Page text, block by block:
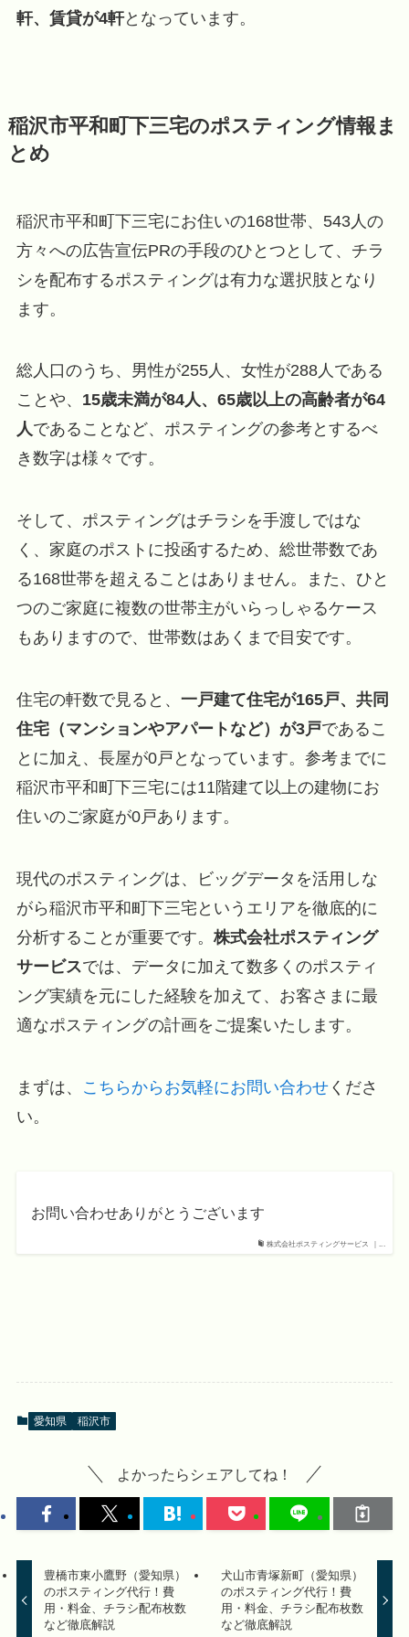
軒、賃貸が4軒となっています。
稲沢市平和町下三宅のポスティング情報ま
とめ
稲沢市平和町下三宅にお住いの168世帯、543人の
方々への広告宣伝PRの手段のひとつとして、チラ
シを配布するポスティングは有力な選択肢となり
ます。
総人口のうち、男性が255人、女性が288人である
ことや、 15歳未満が84人、65歳以上の高齢者が64
人であることなど、ポスティングの参考とするべ
き数字は様々です。
そして、ポスティングはチラシを手渡しではな
く、家庭のポストに投函するため、総世帯数であ
る168世帯を超えることはありません。また、ひと
つのご家庭に複数の世帯主がいらっしゃるケース
もありますので、世帯数はあくまで目安です。
住宅の軒数で見ると、 一戸建て住宅が165戸、共同
住宅（マンションやアパートなど）が3戸であるこ
とに加え、長屋が0戸となっています。参考までに
稲沢市平和町下三宅には11階建て以上の建物にお
住いのご家庭が0戸あります。
現代のポスティングは、ビッグデータを活用しな
がら稲沢市平和町下三宅というエリアを徹底的に
分析することが重要です。 株式会社ポスティング
サービスでは、データに加えて数多くのポスティ
ング実績を元にした経験を加えて、お客さまに最
適なポスティングの計画をご提案いたします。
まずは、 こちらからお気軽にお問い合わせくださ
い。
株式会社ポスティングサービス ｜...
お問い合わせありがとうございます
愛知県 稲沢市
よかったらシェアしてね！
豊橋市東小鷹野（愛知県）
のポスティング代行！費
用・料金、チラシ配布枚数
など徹底解説
犬山市青塚新町（愛知県）
のポスティング代行！費
用・料金、チラシ配布枚数
など徹底解説